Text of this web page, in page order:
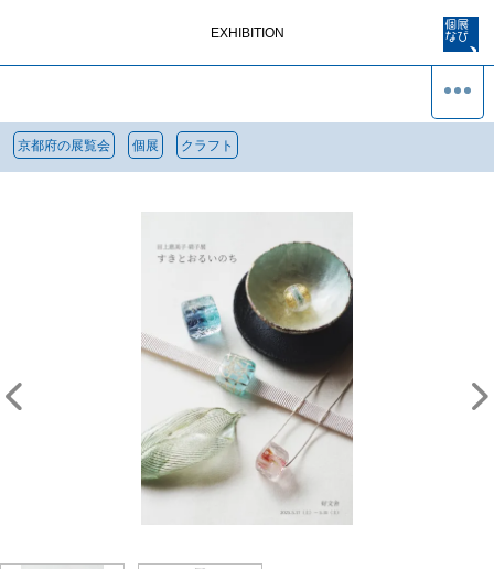
EXHIBITION
京都府の展覧会 個展 クラフト